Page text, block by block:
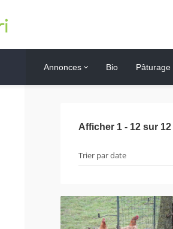
Annonces Bio Pâturage
Afficher 1 - 12 sur 12